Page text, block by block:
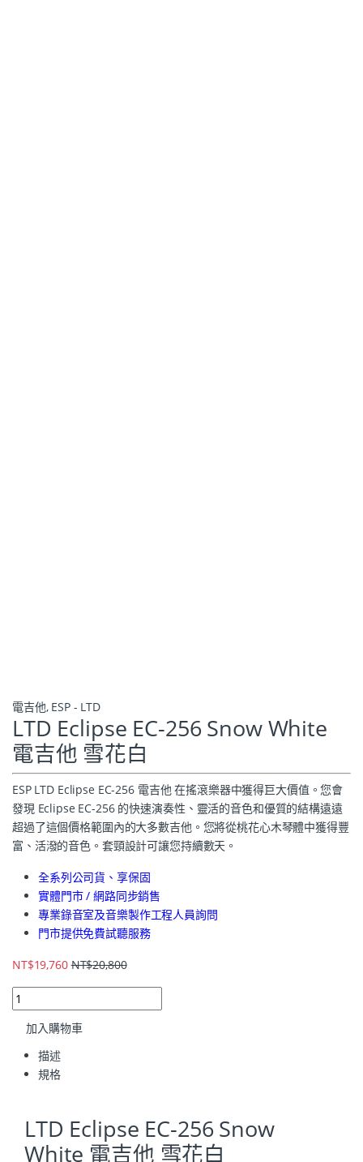
電吉他, ESP - LTD
LTD Eclipse EC-256 Snow White
電吉他 雪花白
ESP LTD Eclipse EC-256 電吉他 在搖滾樂器中獲得巨大價值。您會
發現 Eclipse EC-256 的快速演奏性、靈活的音色和優質的結構遠遠
超過了這個價格範圍內的大多數吉他。您將從桃花心木琴體中獲得豐
富、活潑的音色。套頸設計可讓您持續數天。
全系列公司貨、享保固
實體門市 / 網路同步銷售
專業錄音室及音樂製作工程人員詢問
門市提供免費試聽服務
NT$19,760 NT$20,800
加入購物車
描述
規格
LTD Eclipse EC-256 Snow
White 電吉他 雪花白